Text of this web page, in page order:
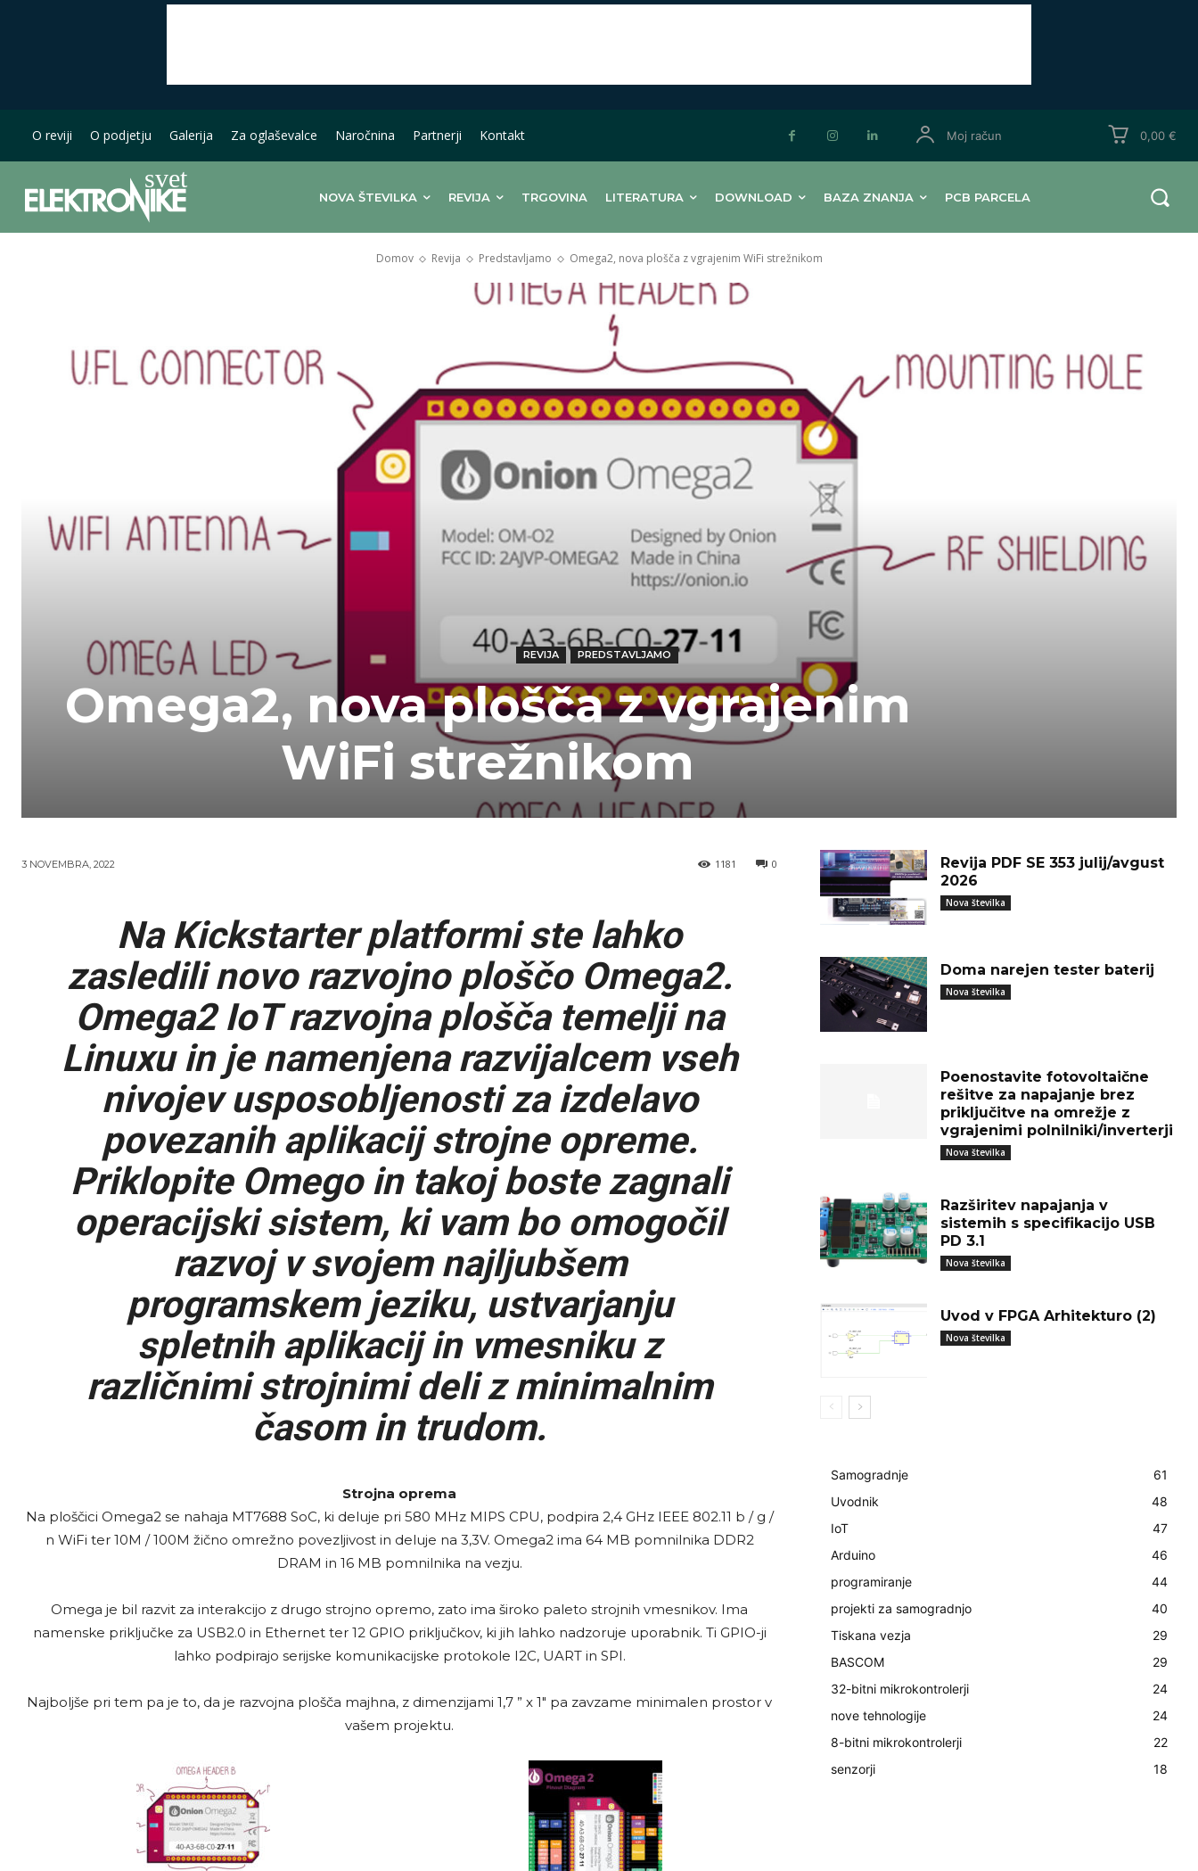
O reviji O podjetju Galerija Za oglaševalce Naročnina Partnerji Kontakt Moj račun 0,00 €
NOVA ŠTEVILKA REVIJA TRGOVINA LITERATURA DOWNLOAD BAZA ZNANJA PCB PARCELA
Domov Revija Predstavljamo Omega2, nova plošča z vgrajenim WiFi strežnikom
REVIJA PREDSTAVLJAMO
Omega2, nova plošča z vgrajenim
WiFi strežnikom
3 NOVEMBRA, 2022 0
1181
Na Kickstarter platformi ste lahko
zasledili novo razvojno ploščo Omega2.
Omega2 IoT razvojna plošča temelji na
Linuxu in je namenjena razvijalcem vseh
nivojev usposobljenosti za izdelavo
povezanih aplikacij strojne opreme.
Priklopite Omego in takoj boste zagnali
operacijski sistem, ki vam bo omogočil
razvoj v svojem najljubšem
programskem jeziku, ustvarjanju
spletnih aplikacij in vmesniku z
različnimi strojnimi deli z minimalnim
časom in trudom.
Strojna oprema
Na ploščici Omega2 se nahaja MT7688 SoC, ki deluje pri 580 MHz MIPS CPU, podpira 2,4 GHz IEEE 802.11 b / g /
n WiFi ter 10M / 100M žično omrežno povezljivost in deluje na 3,3V. Omega2 ima 64 MB pomnilnika DDR2
DRAM in 16 MB pomnilnika na vezju.
Omega je bil razvit za interakcijo z drugo strojno opremo, zato ima široko paleto strojnih vmesnikov. Ima
namenske priključke za USB2.0 in Ethernet ter 12 GPIO priključkov, ki jih lahko nadzoruje uporabnik. Ti GPIO-ji
lahko podpirajo serijske komunikacijske protokole I2C, UART in SPI.
Najboljše pri tem pa je to, da je razvojna plošča majhna, z dimenzijami 1,7 ” x 1″ pa zavzame minimalen prostor v
vašem projektu.
Revija PDF SE 353 julij/avgust
2026
Nova številka
Doma narejen tester baterij
Nova številka
Poenostavite fotovoltaične
rešitve za napajanje brez
priključitve na omrežje z
vgrajenimi polnilniki/inverterji
Nova številka
Razširitev napajanja v
sistemih s specifikacijo USB
PD 3.1
Nova številka
Uvod v FPGA Arhitekturo (2)
Nova številka
Samogradnje
61
Uvodnik
48
IoT
47
Arduino
46
programiranje
44
projekti za samogradnjo
40
Tiskana vezja
29
BASCOM
29
32-bitni mikrokontrolerji
24
nove tehnologije
24
8-bitni mikrokontrolerji
22
senzorji
18